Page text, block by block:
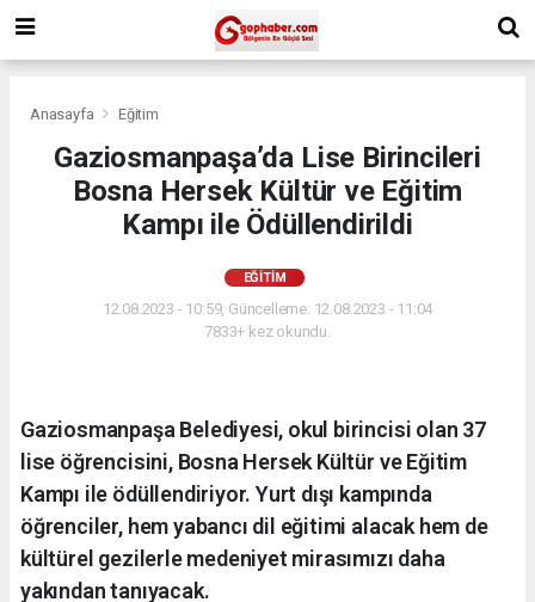
Anasayfa Eğitim
Gaziosmanpaşa’da Lise Birincileri
Bosna Hersek Kültür ve Eğitim
Kampı ile Ödüllendirildi
EĞITIM
12.08.2023 - 10:59, Güncelleme: 12.08.2023 - 11:04
7833+ kez okundu.
Gaziosmanpaşa Belediyesi, okul birincisi olan 37
lise öğrencisini, Bosna Hersek Kültür ve Eğitim
Kampı ile ödüllendiriyor. Yurt dışı kampında
öğrenciler, hem yabancı dil eğitimi alacak hem de
kültürel gezilerle medeniyet mirasımızı daha
yakından tanıyacak.